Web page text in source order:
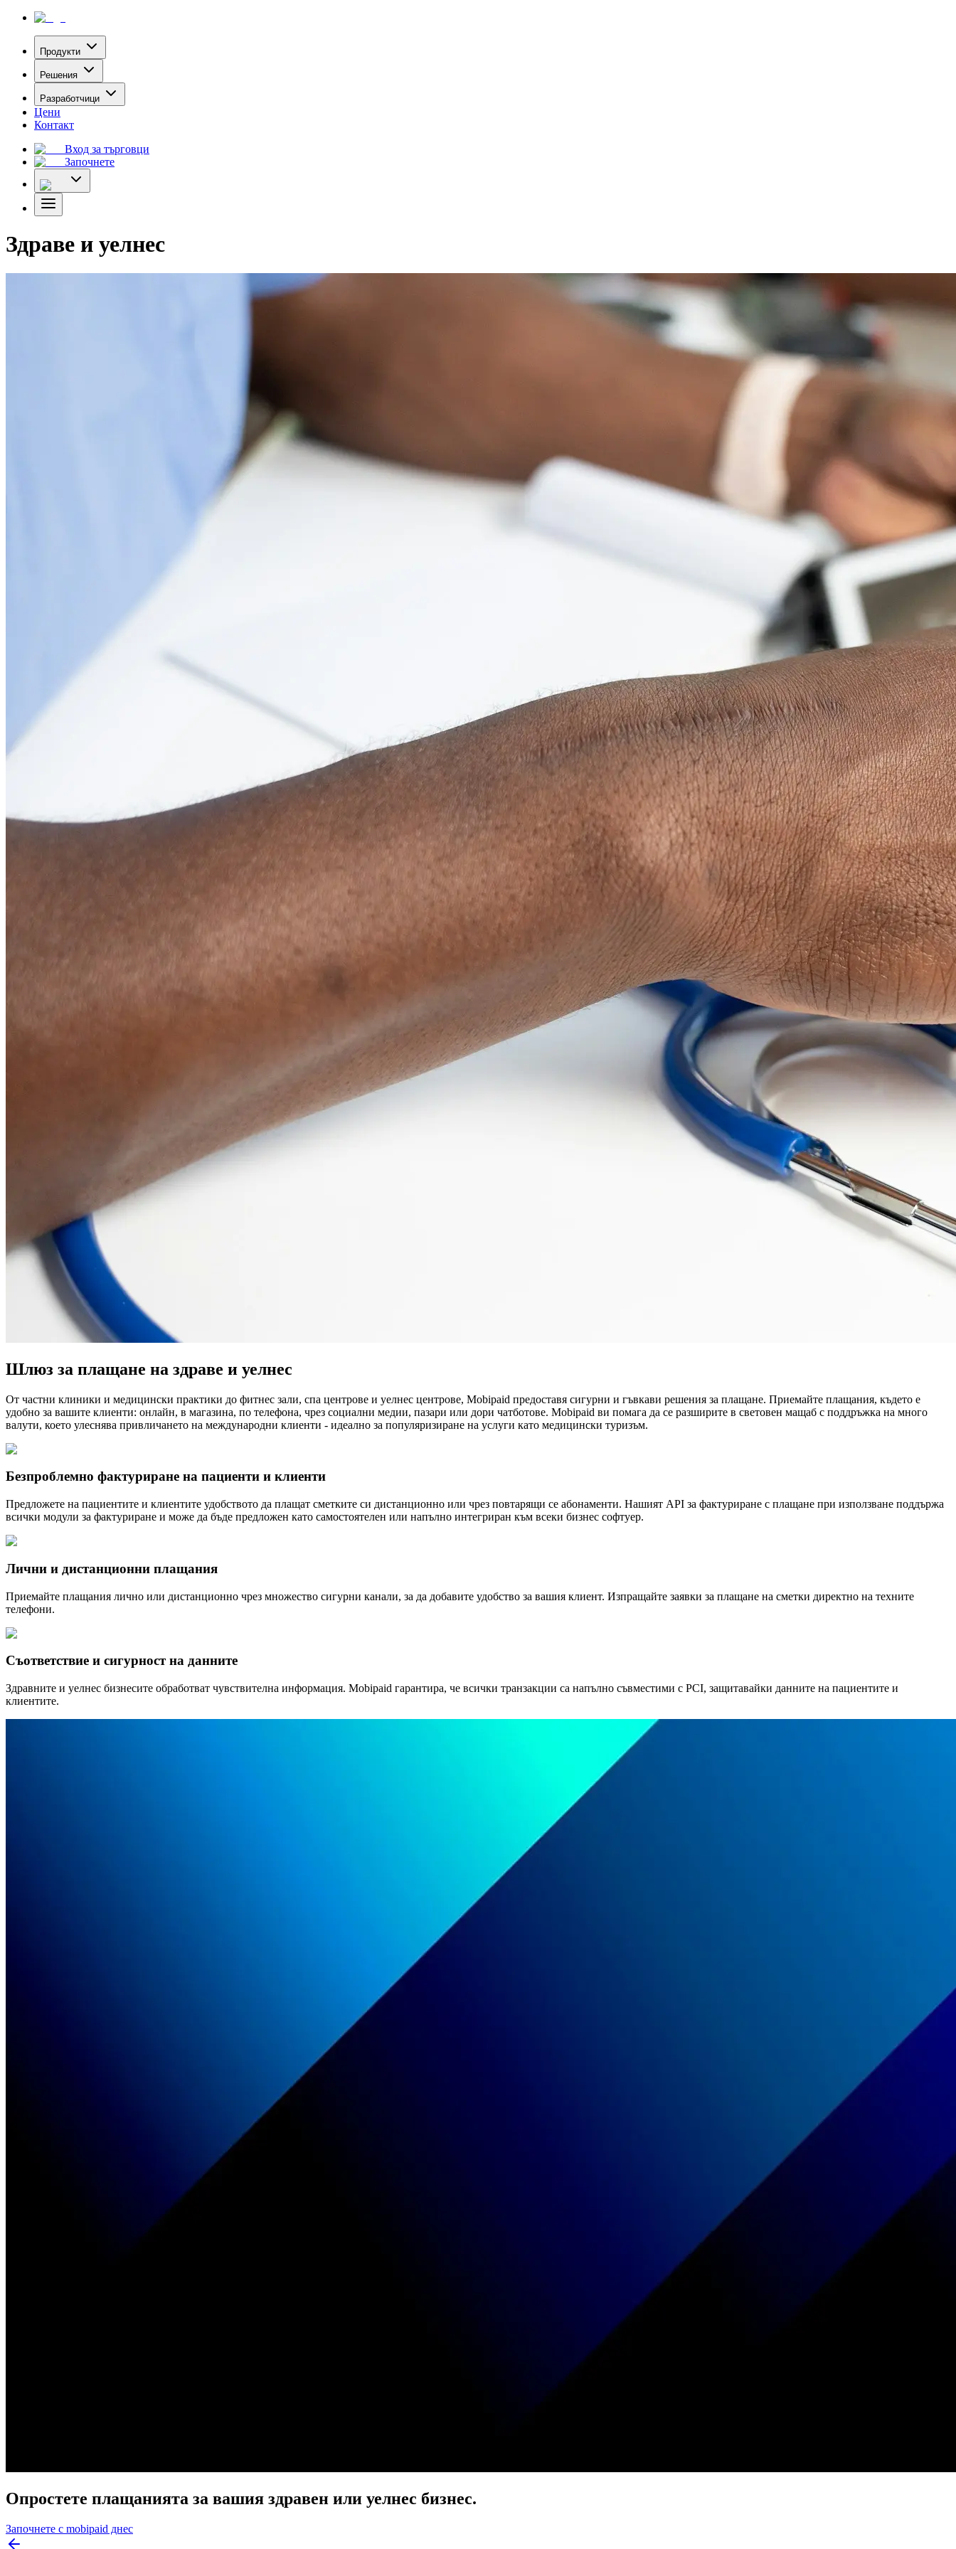
Продукти
Решения
Разработчици
Цени
Контакт
Вход за търговци
Започнете
Здраве и уелнес
Шлюз за плащане на здраве и уелнес
От частни клиники и медицински практики до фитнес зали, спа центрове и уелнес центрове, Mobipaid предоставя сигурни и гъвкави решения за плащане. Приемайте плащания, където е
удобно за вашите клиенти: онлайн, в магазина, по телефона, чрез социални медии, пазари или дори чатботове. Mobipaid ви помага да се разширите в световен мащаб с поддръжка на много
валути, което улеснява привличането на международни клиенти - идеално за популяризиране на услуги като медицински туризъм.
Безпроблемно фактуриране на пациенти и клиенти
Предложете на пациентите и клиентите удобството да плащат сметките си дистанционно или чрез повтарящи се абонаменти. Нашият API за фактуриране с плащане при използване поддържа
всички модули за фактуриране и може да бъде предложен като самостоятелен или напълно интегриран към всеки бизнес софтуер.
Лични и дистанционни плащания
Приемайте плащания лично или дистанционно чрез множество сигурни канали, за да добавите удобство за вашия клиент. Изпращайте заявки за плащане на сметки директно на техните
телефони.
Съответствие и сигурност на данните
Здравните и уелнес бизнесите обработват чувствителна информация. Mobipaid гарантира, че всички транзакции са напълно съвместими с PCI, защитавайки данните на пациентите и
клиентите.
Опростете плащанията за вашия здравен или уелнес бизнес.
Започнете с mobipaid днес